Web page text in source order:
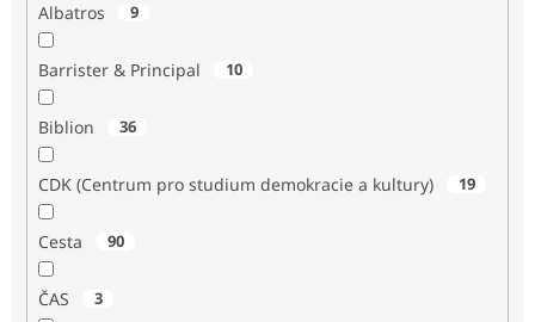
Albatros 9
Barrister & Principal 10
Biblion 36
CDK (Centrum pro studium demokracie a kultury) 19
Cesta 90
ČAS 3